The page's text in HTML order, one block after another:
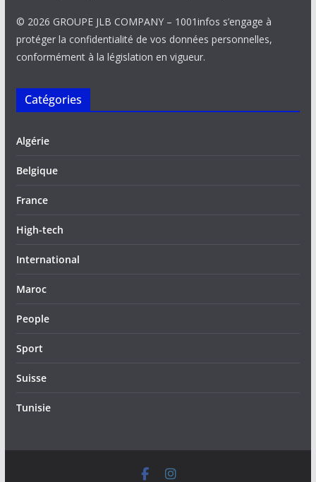
© 2026 GROUPE JLB COMPANY – 1001infos s’engage à
protéger la confidentialité de vos données personnelles,
conformément à la législation en vigueur.
Catégories
Algérie
Belgique
France
High-tech
International
Maroc
People
Sport
Suisse
Tunisie